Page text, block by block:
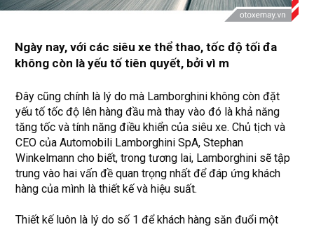
Ngày nay, với các siêu xe thể thao, tốc độ tối đa
không còn là yếu tố tiên quyết, bởi vì m
Đây cũng chính là lý do mà Lamborghini không còn đặt
yếu tố tốc độ lên hàng đầu mà thay vào đó là khả năng
tăng tốc và tính năng điều khiển của siêu xe. Chủ tịch và
CEO của Automobili Lamborghini SpA, Stephan
Winkelmann cho biết, trong tương lai, Lamborghini sẽ tập
trung vào hai vấn đề quan trọng nhất để đáp ứng khách
hàng của mình là thiết kế và hiệu suất.
Thiết kế luôn là lý do số 1 để khách hàng săn đuổi một